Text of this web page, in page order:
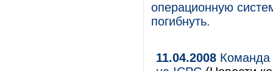
операционную
погибнуть.
11.04.2008 Команда